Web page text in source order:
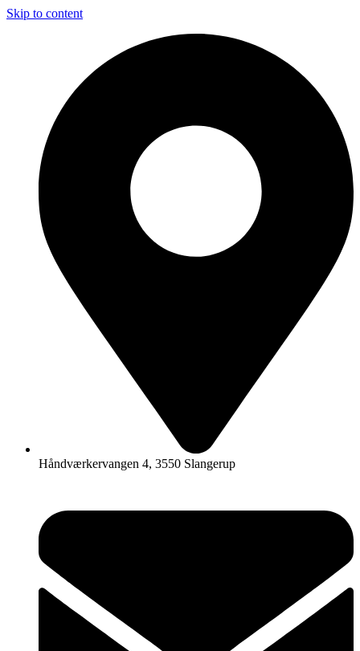
Skip to content
Håndværkervangen 4, 3550 Slangerup